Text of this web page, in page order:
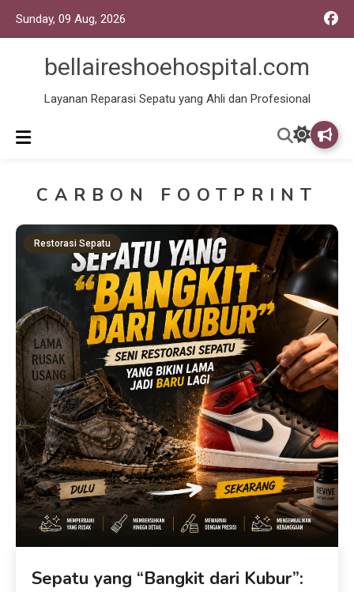
Sunday, 09 Aug, 2026
bellaireshoehospital.com
Layanan Reparasi Sepatu yang Ahli dan Profesional
CARBON FOOTPRINT
Restorasi Sepatu
Sepatu yang “Bangkit dari Kubur”: